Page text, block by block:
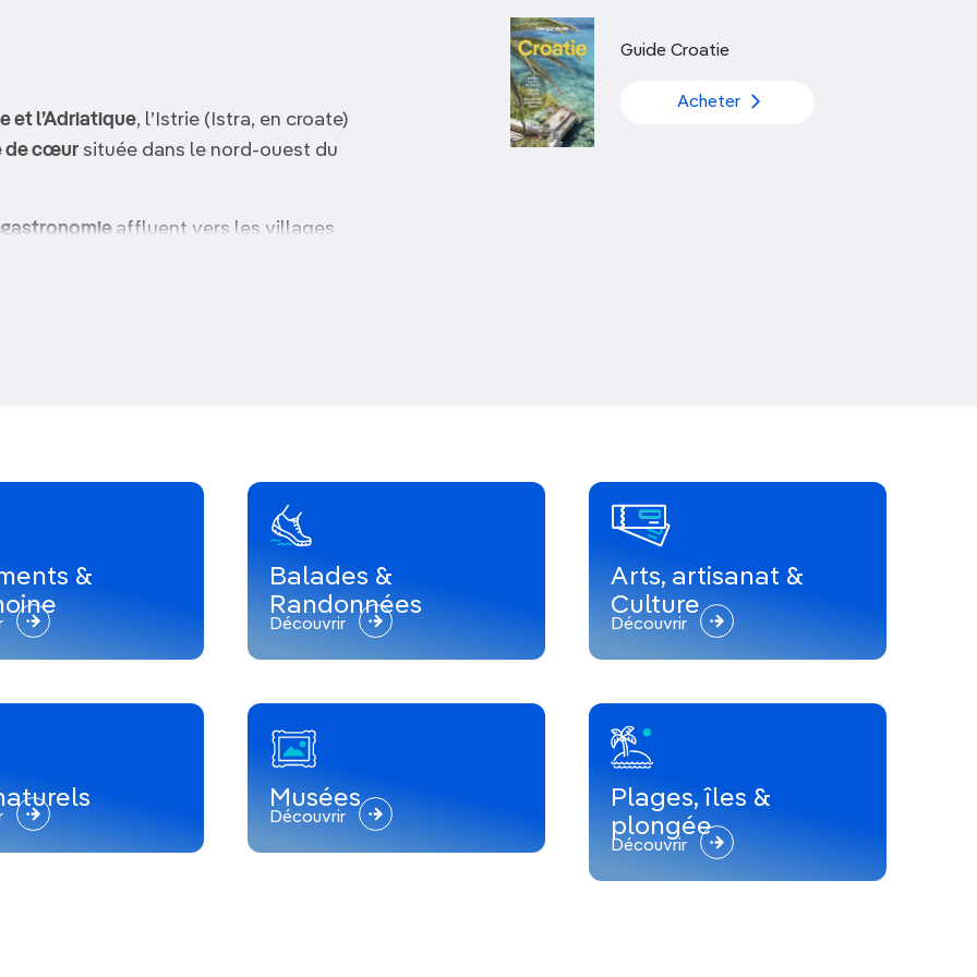
Découvrir nos articles
et l’Adriatique, l’Istrie (Istra, en croate)
de cœur située dans le nord-ouest du
gastronomie affluent vers les villages
à la ferme des secteurs
pays bucolique, le littoral découpé
produits de la mer tout frais pêchés
aux huiles d’olive sublimes et
paradis !
intemporel de Motovun
, village
, la plus jolie vieille ville du littoral.
et amphithéâtre romain.
Guide Croatie
Acheter
&
Balades &
Randonnées
Découvrir
Arts, artisanat &
Culture
Découvrir
Musées
Découvrir
Plages, îles &
plongée
Découvrir